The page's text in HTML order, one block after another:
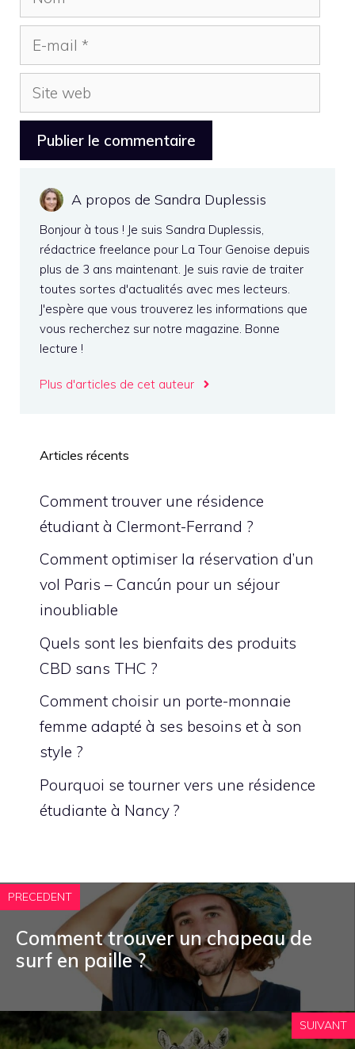
mail
Site
web
A propos de Sandra Duplessis
Bonjour à tous ! Je suis Sandra Duplessis,
rédactrice freelance pour La Tour Genoise depuis
plus de 3 ans maintenant. Je suis ravie de traiter
toutes sortes d'actualités avec mes lecteurs.
J'espère que vous trouverez les informations que
vous recherchez sur notre magazine. Bonne
lecture !
Plus d'articles de cet auteur
Articles récents
Comment trouver une résidence
étudiant à Clermont-Ferrand ?
Comment optimiser la réservation d’un
vol Paris – Cancún pour un séjour
inoubliable
Quels sont les bienfaits des produits
CBD sans THC ?
Comment choisir un porte-monnaie
femme adapté à ses besoins et à son
style ?
Pourquoi se tourner vers une résidence
étudiante à Nancy ?
PRECEDENT
Comment trouver un chapeau de
surf en paille ?
SUIVANT